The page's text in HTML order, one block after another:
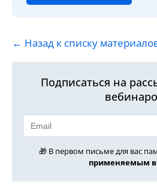
← Назад к списку
Подписаться на
🎁 В первом письме для вас
применяемым в